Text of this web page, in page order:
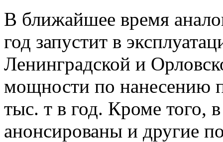
В ближайшее время
год запустит в
Ленинградской и
мощности по нанесению
тыс. т в год. Кроме того,
анонсированы и другие